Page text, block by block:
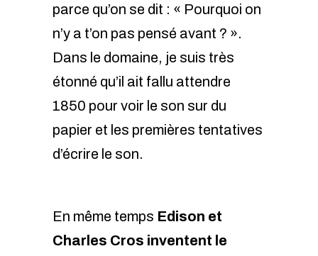
parce qu’on se dit : « Pourquoi on
n’y a t’on pas pensé avant ? ».
Dans le domaine, je suis très
étonné qu’il ait fallu attendre
1850 pour voir le son sur du
papier et les premières tentatives
d’écrire le son.
En même temps Edison et
Charles Cros inventent le